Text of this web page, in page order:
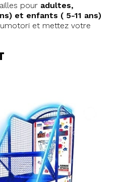
pour adultes,
et enfants ( 5-11 ans)
et mettez votre